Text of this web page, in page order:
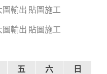
輸出 貼圖施工
輸出 貼圖施工
五 六
日